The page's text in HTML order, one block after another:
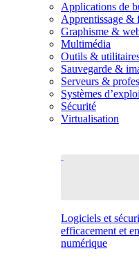
Applications de
Apprentissage &
Graphisme &
Multimédia
Outils &
Sauvegarde &
Serveurs &
Systèmes
Sécurité
Virtualisation
Logiciels et
efficacement et
numérique